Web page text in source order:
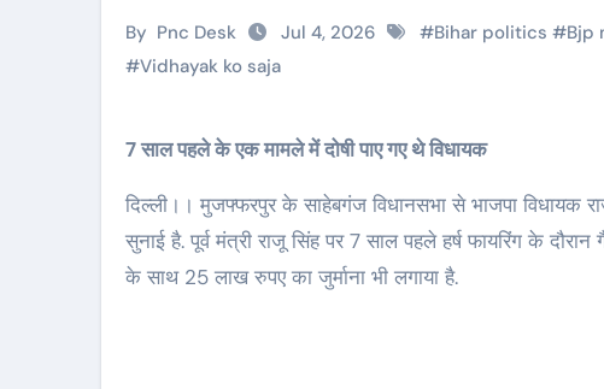
By Pnc Desk Jul 4, 2026 #Bihar politics #Bjp
#Vidhayak ko saja
7 साल पहले के एक मामले में दोषी पाए गए थे विधायक
दिल्ली।। मुजफ्फरपुर के साहेबगंज विधानसभा से भाजपा विधायक
सुनाई है. पूर्व मंत्री राजू सिंह पर 7 साल पहले हर्ष फायरिंग के
के साथ 25 लाख रुपए का जुर्माना भी लगाया है.